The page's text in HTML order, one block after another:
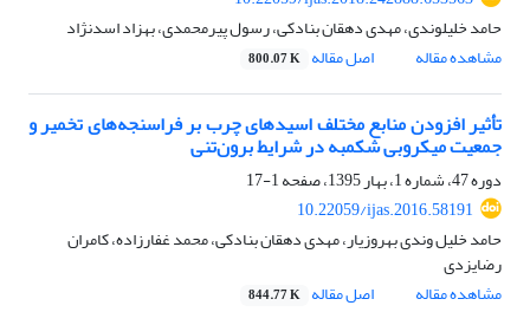
حامد خلیلوندی، مهدی دهقان بنادکی، رسول پیرمحمدی، بهزاد اسدنژاد
مشاهده مقاله
اصل مقاله 800.07 K
تأثیر افزودن منابع مختلف اسیدهای چرب بر فراسنجه‌های تخمیر و
جمعیت میکروبی شکمبه در شرایط برون‌تنی
دوره 47، شماره 1، بهار 1395، صفحه
1-17
10.22059/ijas.2016.58191
حامد خلیل وندی بهروزیار، مهدی دهقان بنادکی، محمد غفارزاده، کامران
رضایزدی
مشاهده مقاله
اصل مقاله 844.77 K